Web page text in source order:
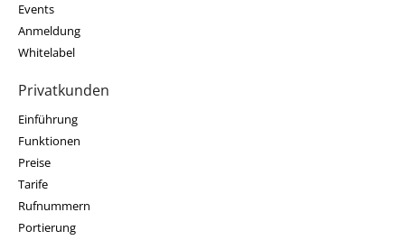
Events
Anmeldung
Whitelabel
Privatkunden
Einführung
Funktionen
Preise
Tarife
Rufnummern
Portierung